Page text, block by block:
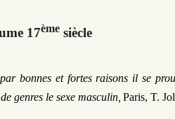
17ème siècle
bonnes et fortes raisons il se
genres le sexe masculin, Paris, T.